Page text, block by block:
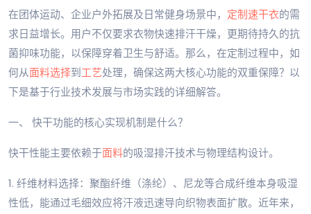
在团体运动、企业户外拓展及日常健身场景中， 定制速干衣的需
求日益增长。用户不仅要求衣物快速排汗干燥，更期待持久的抗
菌抑味功能，以保障穿着卫生与舒适。那么，在定制过程中，如
何从面料选择到工艺处理，确保这两大核心功能的双重保障？以
下是基于行业技术发展与市场实践的详细解答。
一、 快干功能的核心实现机制是什么？
快干性能主要依赖于面料的吸湿排汗技术与物理结构设计。
1. 纤维材料选择：聚酯纤维（涤纶）、尼龙等合成纤维本身吸湿
性低，能通过毛细效应将汗液迅速导向织物表面扩散。近年来，